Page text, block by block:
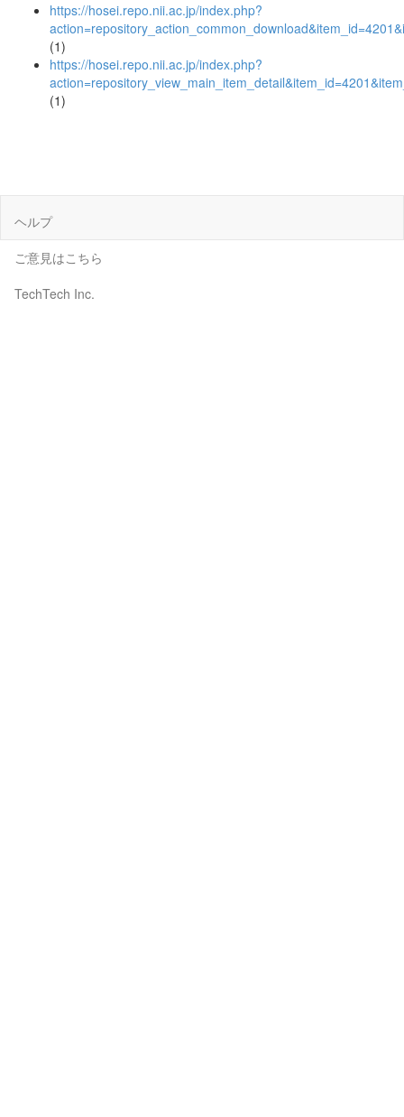
https://hosei.repo.nii.ac.jp/index.php?
(1)
https://hosei.repo.nii.ac.jp/index.php?
(1)
ヘルプ
ご意見はこちら
TechTech Inc.